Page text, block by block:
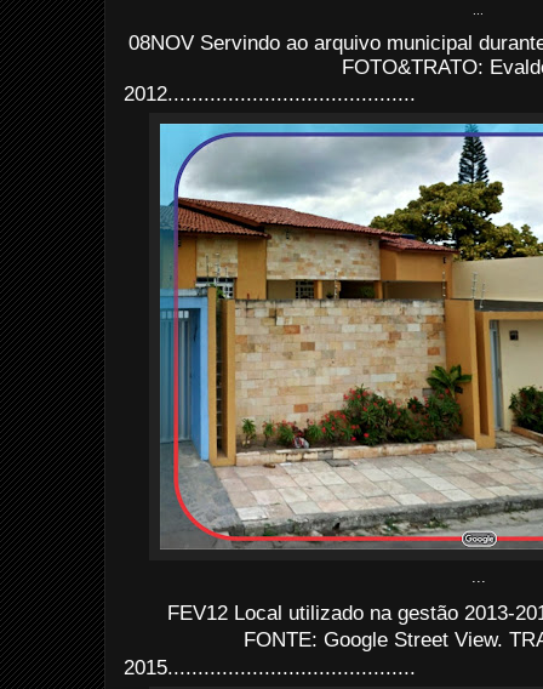
08NOV Servindo ao arquivo municipal
FOTO&TRATO:
2012.........................................
...
FEV12 Local utilizado na gestão 2013-
FONTE: Google Street View.
2015.........................................